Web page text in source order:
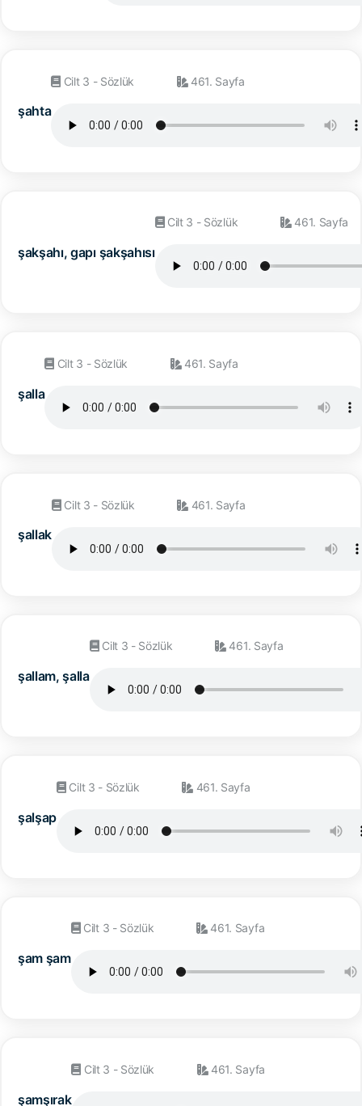
şahta
Cilt 3 - Sözlük 461. Sayfa
şakşahı, gapı şakşahısı
Cilt 3 - Sözlük 461. Sayfa
şalla
Cilt 3 - Sözlük 461. Sayfa
şallak
Cilt 3 - Sözlük 461. Sayfa
şallam, şalla
Cilt 3 - Sözlük 461. Sayfa
şalşap
Cilt 3 - Sözlük 461. Sayfa
şam şam
Cilt 3 - Sözlük 461. Sayfa
şamşırak
Cilt 3 - Sözlük 461. Sayfa